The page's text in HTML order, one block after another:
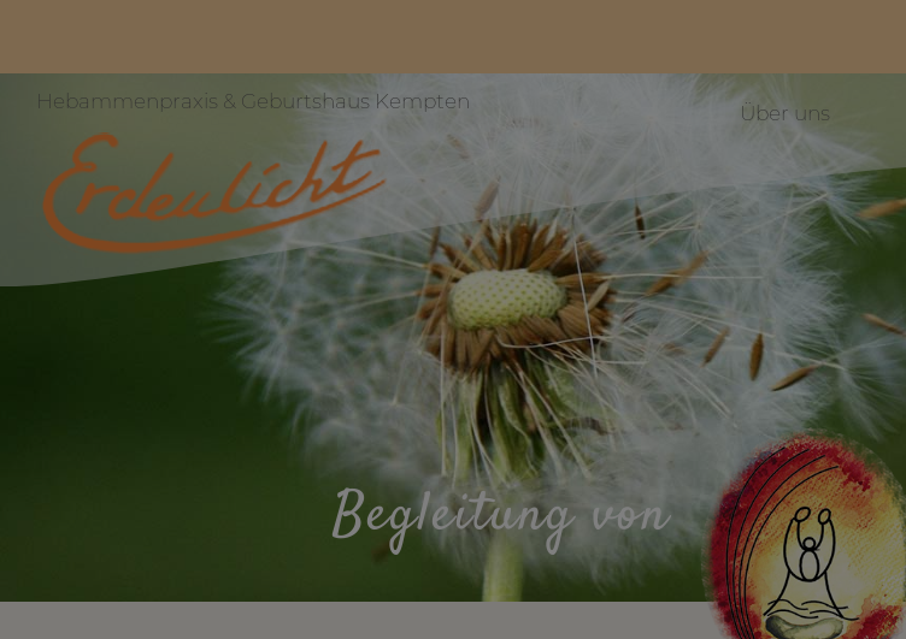
Hebammenpraxis & Geburtshaus Kempten Über uns
Begleitung von